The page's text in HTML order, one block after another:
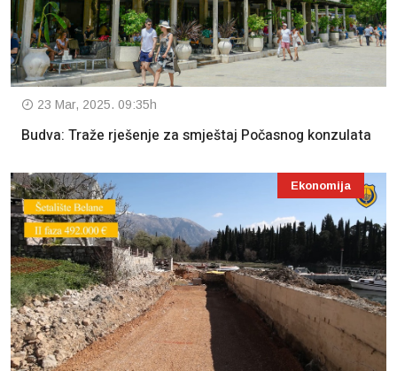
23 Mar, 2025. 09:35h
Budva: Traže rješenje za smještaj Počasnog konzulata
Ekonomija